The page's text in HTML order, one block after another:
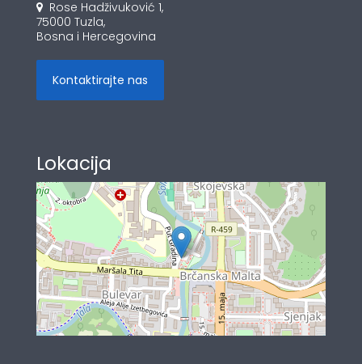
Rose Hadživuković 1,
75000 Tuzla,
Bosna i Hercegovina
Kontaktirajte nas
Lokacija